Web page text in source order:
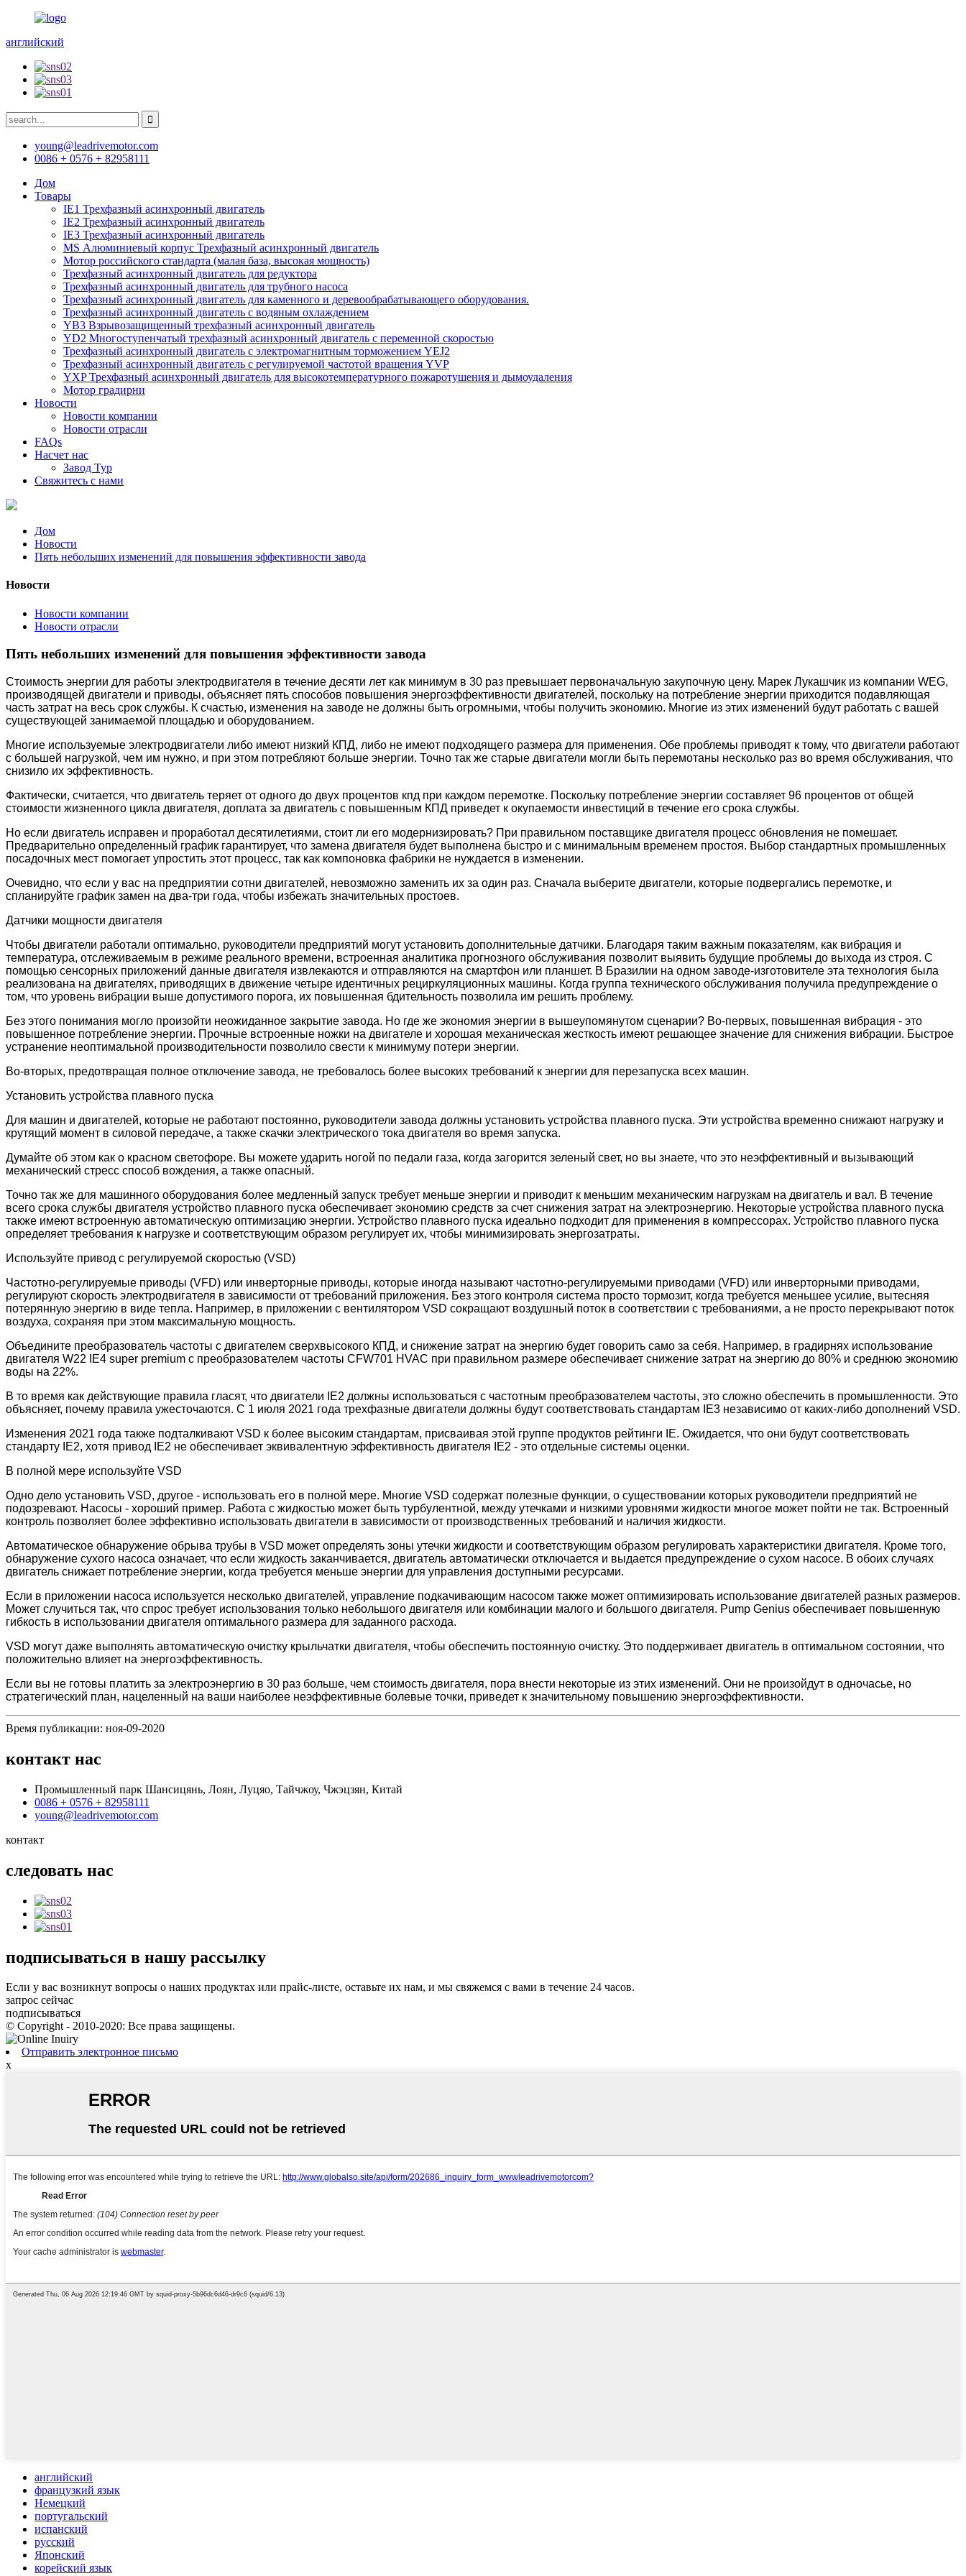
английский
young@leadrivemotor.com
0086 + 0576 + 82958111
Дом
Товары
IE1 Трехфазный асинхронный двигатель
IE2 Трехфазный асинхронный двигатель
IE3 Трехфазный асинхронный двигатель
MS Алюминиевый корпус Трехфазный асинхронный двигатель
Мотор российского стандарта (малая база, высокая мощность)
Трехфазный асинхронный двигатель для редуктора
Трехфазный асинхронный двигатель для трубного насоса
Трехфазный асинхронный двигатель для каменного и деревообрабатывающего оборудования.
Трехфазный асинхронный двигатель с водяным охлаждением
YB3 Взрывозащищенный трехфазный асинхронный двигатель
YD2 Многоступенчатый трехфазный асинхронный двигатель с переменной скоростью
Трехфазный асинхронный двигатель с электромагнитным торможением YEJ2
Трехфазный асинхронный двигатель с регулируемой частотой вращения YVP
YXP Трехфазный асинхронный двигатель для высокотемпературного пожаротушения и дымоудаления
Мотор градирни
Новости
Новости компании
Новости отрасли
FAQs
Насчет нас
Завод Тур
Свяжитесь с нами
Дом
Новости
Пять небольших изменений для повышения эффективности завода
Новости
Новости компании
Новости отрасли
Пять небольших изменений для повышения эффективности завода
Стоимость энергии для работы электродвигателя в течение десяти лет как минимум в 30 раз превышает первоначальную закупочную цену. Марек Лукашчик из компании WEG,
производящей двигатели и приводы, объясняет пять способов повышения энергоэффективности двигателей, поскольку на потребление энергии приходится подавляющая
часть затрат на весь срок службы. К счастью, изменения на заводе не должны быть огромными, чтобы получить экономию. Многие из этих изменений будут работать с вашей
существующей занимаемой площадью и оборудованием.
Многие используемые электродвигатели либо имеют низкий КПД, либо не имеют подходящего размера для применения. Обе проблемы приводят к тому, что двигатели работают
с большей нагрузкой, чем им нужно, и при этом потребляют больше энергии. Точно так же старые двигатели могли быть перемотаны несколько раз во время обслуживания, что
снизило их эффективность.
Фактически, считается, что двигатель теряет от одного до двух процентов кпд при каждом перемотке. Поскольку потребление энергии составляет 96 процентов от общей
стоимости жизненного цикла двигателя, доплата за двигатель с повышенным КПД приведет к окупаемости инвестиций в течение его срока службы.
Но если двигатель исправен и проработал десятилетиями, стоит ли его модернизировать? При правильном поставщике двигателя процесс обновления не помешает.
Предварительно определенный график гарантирует, что замена двигателя будет выполнена быстро и с минимальным временем простоя. Выбор стандартных промышленных
посадочных мест помогает упростить этот процесс, так как компоновка фабрики не нуждается в изменении.
Очевидно, что если у вас на предприятии сотни двигателей, невозможно заменить их за один раз. Сначала выберите двигатели, которые подвергались перемотке, и
спланируйте график замен на два-три года, чтобы избежать значительных простоев.
Датчики мощности двигателя
Чтобы двигатели работали оптимально, руководители предприятий могут установить дополнительные датчики. Благодаря таким важным показателям, как вибрация и
температура, отслеживаемым в режиме реального времени, встроенная аналитика прогнозного обслуживания позволит выявить будущие проблемы до выхода из строя. С
помощью сенсорных приложений данные двигателя извлекаются и отправляются на смартфон или планшет. В Бразилии на одном заводе-изготовителе эта технология была
реализована на двигателях, приводящих в движение четыре идентичных рециркуляционных машины. Когда группа технического обслуживания получила предупреждение о
том, что уровень вибрации выше допустимого порога, их повышенная бдительность позволила им решить проблему.
Без этого понимания могло произойти неожиданное закрытие завода. Но где же экономия энергии в вышеупомянутом сценарии? Во-первых, повышенная вибрация - это
повышенное потребление энергии. Прочные встроенные ножки на двигателе и хорошая механическая жесткость имеют решающее значение для снижения вибрации. Быстрое
устранение неоптимальной производительности позволило свести к минимуму потери энергии.
Во-вторых, предотвращая полное отключение завода, не требовалось более высоких требований к энергии для перезапуска всех машин.
Установить устройства плавного пуска
Для машин и двигателей, которые не работают постоянно, руководители завода должны установить устройства плавного пуска. Эти устройства временно снижают нагрузку и
крутящий момент в силовой передаче, а также скачки электрического тока двигателя во время запуска.
Думайте об этом как о красном светофоре. Вы можете ударить ногой по педали газа, когда загорится зеленый свет, но вы знаете, что это неэффективный и вызывающий
механический стресс способ вождения, а также опасный.
Точно так же для машинного оборудования более медленный запуск требует меньше энергии и приводит к меньшим механическим нагрузкам на двигатель и вал. В течение
всего срока службы двигателя устройство плавного пуска обеспечивает экономию средств за счет снижения затрат на электроэнергию. Некоторые устройства плавного пуска
также имеют встроенную автоматическую оптимизацию энергии. Устройство плавного пуска идеально подходит для применения в компрессорах. Устройство плавного пуска
определяет требования к нагрузке и соответствующим образом регулирует их, чтобы минимизировать энергозатраты.
Используйте привод с регулируемой скоростью (VSD)
Частотно-регулируемые приводы (VFD) или инверторные приводы, которые иногда называют частотно-регулируемыми приводами (VFD) или инверторными приводами,
регулируют скорость электродвигателя в зависимости от требований приложения. Без этого контроля система просто тормозит, когда требуется меньшее усилие, вытесняя
потерянную энергию в виде тепла. Например, в приложении с вентилятором VSD сокращают воздушный поток в соответствии с требованиями, а не просто перекрывают поток
воздуха, сохраняя при этом максимальную мощность.
Объедините преобразователь частоты с двигателем сверхвысокого КПД, и снижение затрат на энергию будет говорить само за себя. Например, в градирнях использование
двигателя W22 IE4 super premium с преобразователем частоты CFW701 HVAC при правильном размере обеспечивает снижение затрат на энергию до 80% и среднюю экономию
воды на 22%.
В то время как действующие правила гласят, что двигатели IE2 должны использоваться с частотным преобразователем частоты, это сложно обеспечить в промышленности. Это
объясняет, почему правила ужесточаются. С 1 июля 2021 года трехфазные двигатели должны будут соответствовать стандартам IE3 независимо от каких-либо дополнений VSD.
Изменения 2021 года также подталкивают VSD к более высоким стандартам, присваивая этой группе продуктов рейтинги IE. Ожидается, что они будут соответствовать
стандарту IE2, хотя привод IE2 не обеспечивает эквивалентную эффективность двигателя IE2 - это отдельные системы оценки.
В полной мере используйте VSD
Одно дело установить VSD, другое - использовать его в полной мере. Многие VSD содержат полезные функции, о существовании которых руководители предприятий не
подозревают. Насосы - хороший пример. Работа с жидкостью может быть турбулентной, между утечками и низкими уровнями жидкости многое может пойти не так. Встроенный
контроль позволяет более эффективно использовать двигатели в зависимости от производственных требований и наличия жидкости.
Автоматическое обнаружение обрыва трубы в VSD может определять зоны утечки жидкости и соответствующим образом регулировать характеристики двигателя. Кроме того,
обнаружение сухого насоса означает, что если жидкость заканчивается, двигатель автоматически отключается и выдается предупреждение о сухом насосе. В обоих случаях
двигатель снижает потребление энергии, когда требуется меньше энергии для управления доступными ресурсами.
Если в приложении насоса используется несколько двигателей, управление подкачивающим насосом также может оптимизировать использование двигателей разных размеров.
Может случиться так, что спрос требует использования только небольшого двигателя или комбинации малого и большого двигателя. Pump Genius обеспечивает повышенную
гибкость в использовании двигателя оптимального размера для заданного расхода.
VSD могут даже выполнять автоматическую очистку крыльчатки двигателя, чтобы обеспечить постоянную очистку. Это поддерживает двигатель в оптимальном состоянии, что
положительно влияет на энергоэффективность.
Если вы не готовы платить за электроэнергию в 30 раз больше, чем стоимость двигателя, пора внести некоторые из этих изменений. Они не произойдут в одночасье, но
стратегический план, нацеленный на ваши наиболее неэффективные болевые точки, приведет к значительному повышению энергоэффективности.
Время публикации: ноя-09-2020
контакт нас
Промышленный парк Шансицянь, Лоян, Луцяо, Тайчжоу, Чжэцзян, Китай
0086 + 0576 + 82958111
young@leadrivemotor.com
контакт
следовать нас
подписываться в нашу рассылку
Если у вас возникнут вопросы о наших продуктах или прайс-листе, оставьте их нам, и мы свяжемся с вами в течение 24 часов.
запрос сейчас
подписываться
© Copyright - 2010-2020: Все права защищены.
Отправить электронное письмо
x
английский
французкий язык
Немецкий
португальский
испанский
русский
Японский
корейский язык